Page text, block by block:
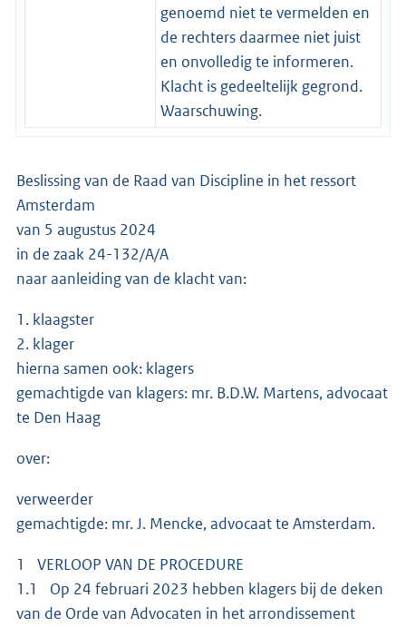
genoemd niet te vermelden en
de rechters daarmee niet juist
en onvolledig te informeren.
Klacht is gedeeltelijk gegrond.
Waarschuwing.
Beslissing van de Raad van Discipline in het ressort
Amsterdam
van 5 augustus 2024
in de zaak 24-132/A/A
naar aanleiding van de klacht van:
1. klaagster
2. klager
hierna samen ook: klagers
gemachtigde van klagers: mr. B.D.W. Martens, advocaat
te Den Haag
over:
verweerder
gemachtigde: mr. J. Mencke, advocaat te Amsterdam.
1 VERLOOP VAN DE PROCEDURE
1.1 Op 24 februari 2023 hebben klagers bij de deken
van de Orde van Advocaten in het arrondissement